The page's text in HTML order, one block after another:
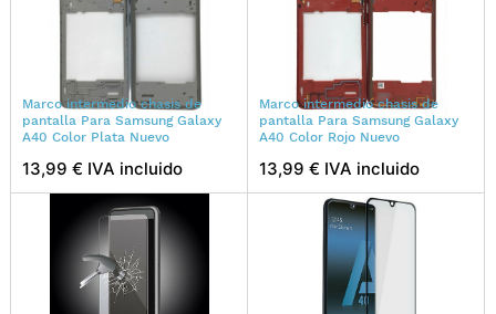
Marco intermedio chasis de
pantalla Para Samsung Galaxy
A40 Color Plata Nuevo
13,99 € IVA incluido
Marco intermedio chasis de
pantalla Para Samsung Galaxy
A40 Color Rojo Nuevo
13,99 € IVA incluido